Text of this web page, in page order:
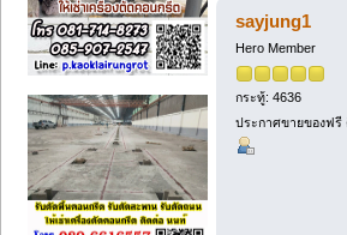
sayjung1
Hero Member
กระทู้: 4636
ประกาศขายของฟรี